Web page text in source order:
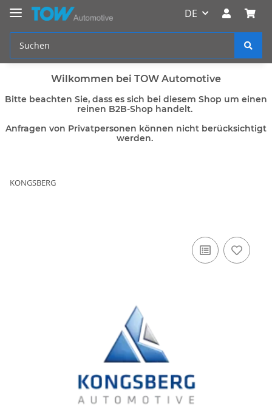
DE
Wilkommen bei TOW Automotive
Bitte beachten Sie, dass es sich bei diesem Shop um einen
reinen B2B-Shop handelt.
Anfragen von Privatpersonen können nicht berücksichtigt
werden.
KONGSBERG